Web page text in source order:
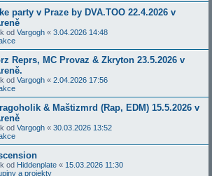
party v Praze by DVA.TOO 22.4.2026 v
od Vargogh « 3.04.2026 14:48
Reprs, MC Provaz & Zkryton 23.5.2026 v
od Vargogh « 2.04.2026 17:56
& Maštizmrd (Rap, EDM) 15.5.2026 v
od Vargogh « 30.03.2026 13:52
od Hiddenplate « 15.03.2026 11:30
a projekty